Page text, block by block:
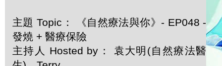
主題 Topic： 《自然療法與你》- EP048 -
發燒 + 醫療保險
主持人 Hosted by： 袁大明(自然療法醫